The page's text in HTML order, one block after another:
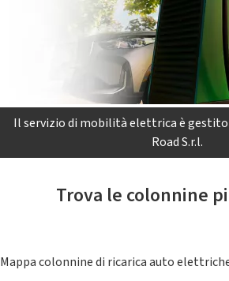
Il servizio di mobilità elettrica è gestito
Road S.r.l.
Trova le colonnine
Mappa colonnine di ricarica auto